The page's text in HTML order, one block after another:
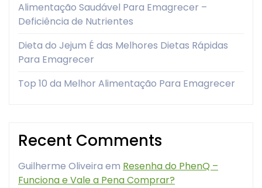
Alimentação Saudável Para Emagrecer –
Deficiência de Nutrientes
Dieta do Jejum É das Melhores Dietas Rápidas
Para Emagrecer
Top 10 da Melhor Alimentação Para Emagrecer
Recent Comments
Guilherme Oliveira em Resenha do PhenQ –
Funciona e Vale a Pena Comprar?